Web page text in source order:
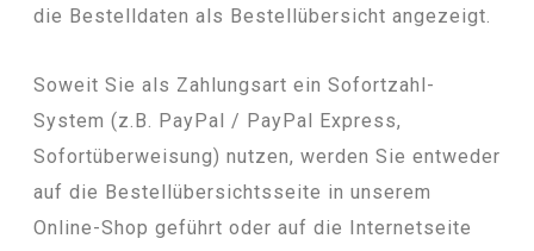
die Bestelldaten als Bestellübersicht angezeigt.
Soweit Sie als Zahlungsart ein Sofortzahl-
System (z.B. PayPal / PayPal Express,
Sofortüberweisung) nutzen, werden Sie entweder
auf die Bestellübersichtsseite in unserem
Online-Shop geführt oder auf die Internetseite